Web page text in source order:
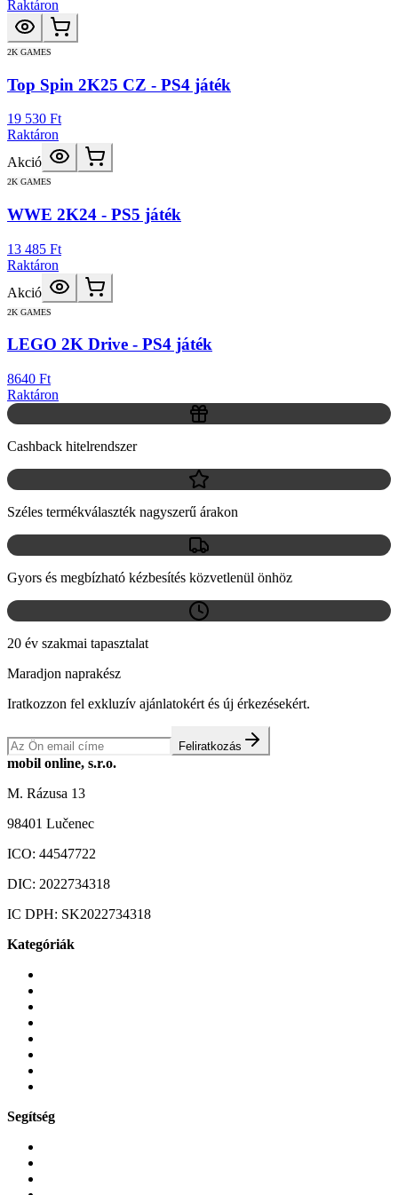
Raktáron
2K GAMES
Top Spin 2K25 CZ - PS4 játék
19 530 Ft
Raktáron
Akció
2K GAMES
WWE 2K24 - PS5 játék
13 485 Ft
Raktáron
Akció
2K GAMES
LEGO 2K Drive - PS4 játék
8640 Ft
Raktáron
Cashback hitelrendszer
Széles termékválaszték nagyszerű árakon
Gyors és megbízható kézbesítés közvetlenül önhöz
20 év szakmai tapasztalat
Maradjon naprakész
Iratkozzon fel exkluzív ajánlatokért és új érkezésekért.
Feliratkozás
mobil online, s.r.o.
M. Rázusa 13
98401 Lučenec
ICO: 44547722
DIC: 2022734318
IC DPH: SK2022734318
Kategóriák
Segítség